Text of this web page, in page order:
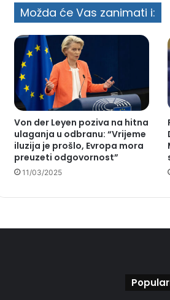
Možda će Vas zanimati i:
Von der Leyen poziva na hitna
ulaganja u odbranu: “Vrijeme
iluzija je prošlo, Evropa mora
preuzeti odgovornost”
11/03/2025